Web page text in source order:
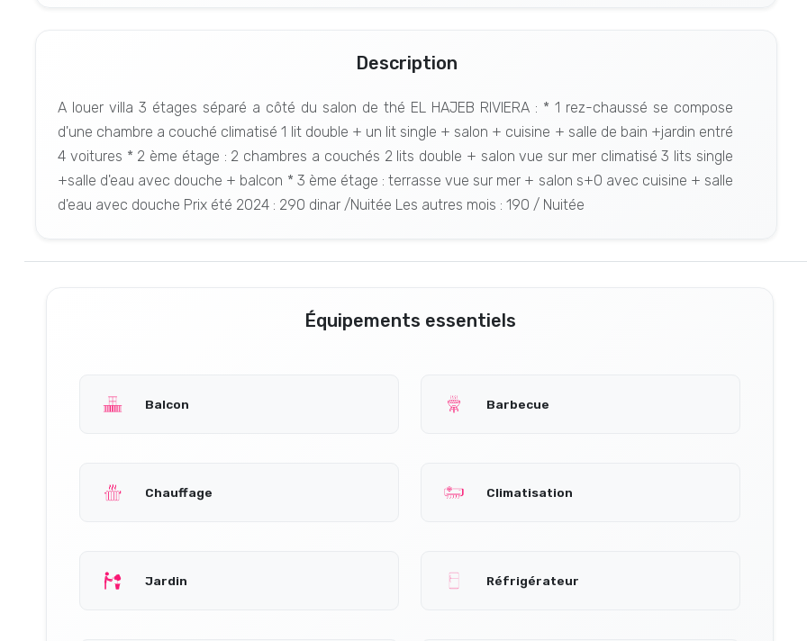
Description
A louer villa 3 étages séparé a côté du salon de thé EL HAJEB RIVIERA : * 1 rez-chaussé se compose
d'une chambre a couché climatisé 1 lit double + un lit single + salon + cuisine + salle de bain +jardin entré
4 voitures * 2 ème étage : 2 chambres a couchés 2 lits double + salon vue sur mer climatisé 3 lits single
+salle d'eau avec douche + balcon * 3 ème étage : terrasse vue sur mer + salon s+0 avec cuisine + salle
d'eau avec douche Prix été 2024 : 290 dinar /Nuitée Les autres mois : 190 / Nuitée
Équipements essentiels
Balcon Barbecue
Chauffage Climatisation
Jardin Réfrigérateur